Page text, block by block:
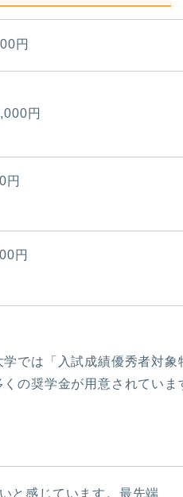
円
円
円
円
学では「入試成績優秀者対
くの奨学金が用意されていま
と感じています。最先端